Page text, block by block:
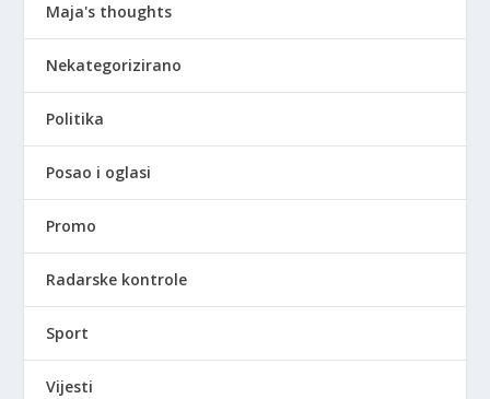
Maja's thoughts
Nekategorizirano
Politika
Posao i oglasi
Promo
Radarske kontrole
Sport
Vijesti